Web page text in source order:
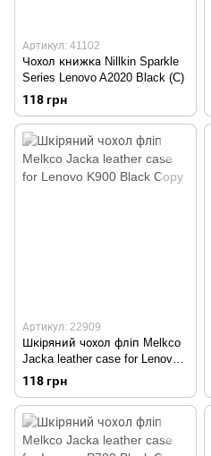
Артикул: 41102
Чохол книжка Nillkin Sparkle
Series Lenovo A2020 Black (C)
118 грн
Артикул: 22909
Шкіряний чохол фліп Melkco
Jacka leather case for Lenovo
K900 Black Copy
118 грн